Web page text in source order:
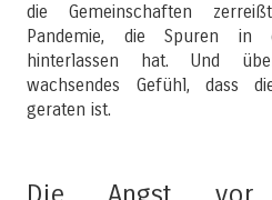
die Gemeinschaften
Pandemie, die Spuren in
hinterlassen hat. Und
wachsendes Gefühl, dass
geraten ist.